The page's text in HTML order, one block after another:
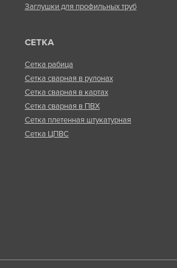
Заглушки для профильных труб
СЕТКА
Сетка рабица
Сетка сварная в рулонах
Сетка сварная в картах
Сетка сварная в ПВХ
Сетка плетенная штукатурная
Сетка ЦПВС